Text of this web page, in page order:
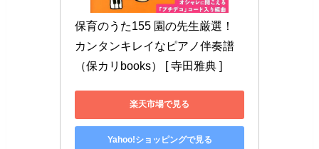
保育のうた155 園の先生厳選！
カンタンキレイなピアノ伴奏譜
（保カリbooks） [ 寺田雅典 ]
楽天市場で見る
Yahoo!ショッピングで見る